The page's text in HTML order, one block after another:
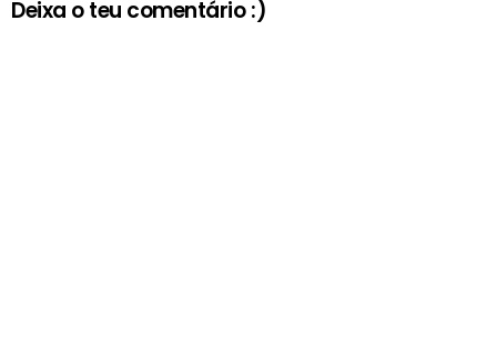
Deixa o teu comentário :)